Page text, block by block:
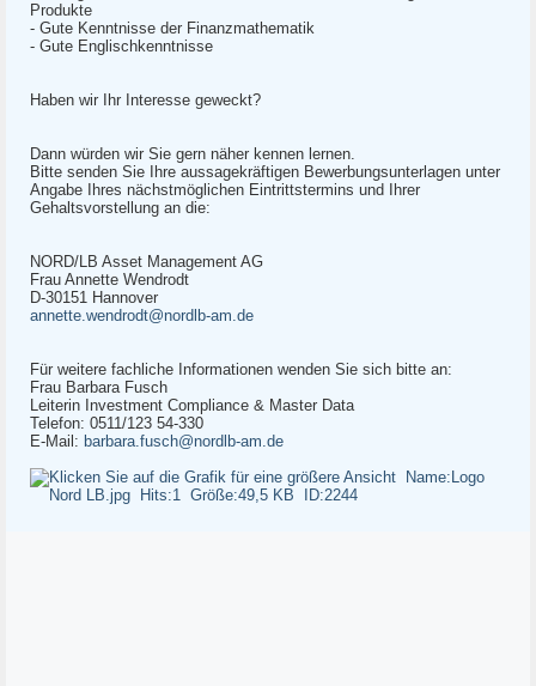
Produkte
- Gute Kenntnisse der Finanzmathematik
- Gute Englischkenntnisse
Haben wir Ihr Interesse geweckt?
Dann würden wir Sie gern näher kennen lernen.
Bitte senden Sie Ihre aussagekräftigen Bewerbungsunterlagen unter
Angabe Ihres nächstmöglichen Eintrittstermins und Ihrer
Gehaltsvorstellung an die:
NORD/LB Asset Management AG
Frau Annette Wendrodt
D-30151 Hannover
annette.wendrodt@nordlb-am.de
Für weitere fachliche Informationen wenden Sie sich bitte an:
Frau Barbara Fusch
Leiterin Investment Compliance & Master Data
Telefon: 0511/123 54-330
E-Mail: barbara.fusch@nordlb-am.de